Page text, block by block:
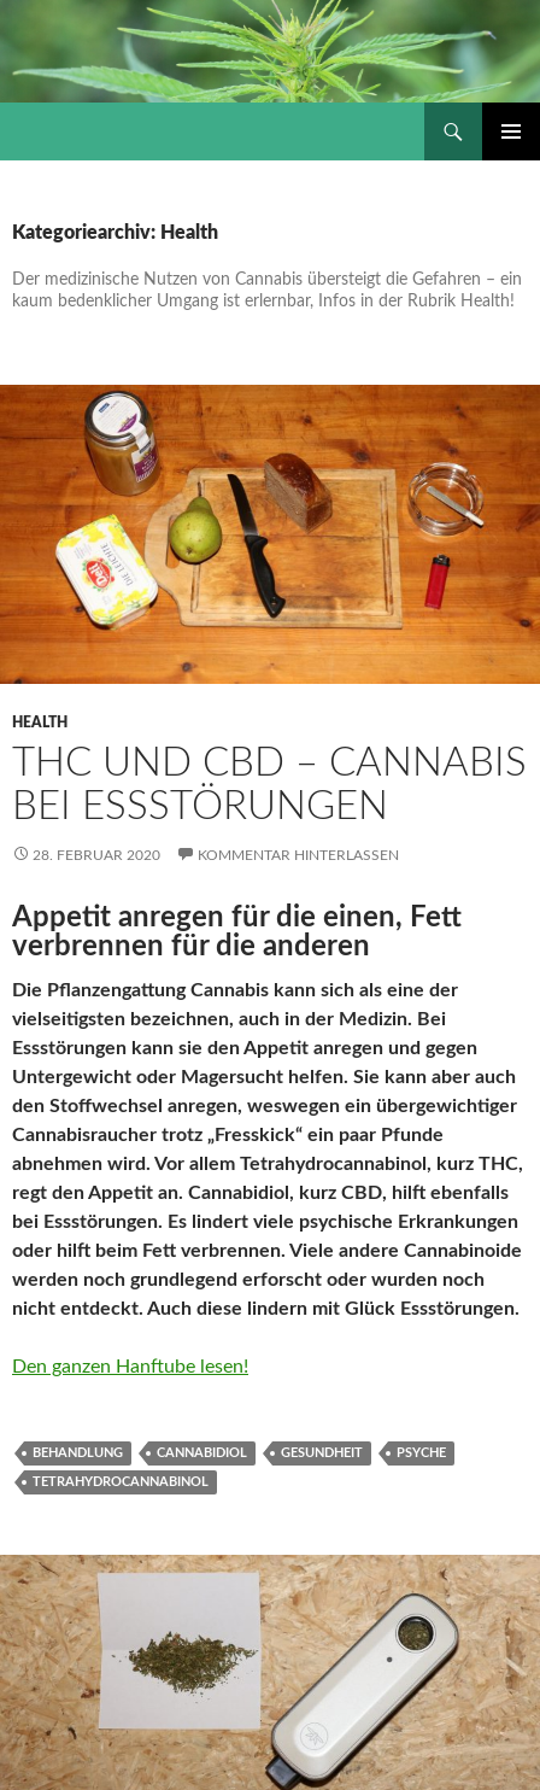
Kategoriearchiv: Health
Der medizinische Nutzen von Cannabis übersteigt die Gefahren – ein
kaum bedenklicher Umgang ist erlernbar, Infos in der Rubrik Health!
HEALTH
THC UND CBD – CANNABIS
BEI ESSSTÖRUNGEN
28. FEBRUAR 2020 KOMMENTAR HINTERLASSEN
Appetit anregen für die einen, Fett
verbrennen für die anderen
Die Pflanzengattung Cannabis kann sich als eine der
vielseitigsten bezeichnen, auch in der Medizin. Bei
Essstörungen kann sie den Appetit anregen und gegen
Untergewicht oder Magersucht helfen. Sie kann aber auch
den Stoffwechsel anregen, weswegen ein übergewichtiger
Cannabisraucher trotz „Fresskick“ ein paar Pfunde
abnehmen wird. Vor allem Tetrahydrocannabinol, kurz THC,
regt den Appetit an. Cannabidiol, kurz CBD, hilft ebenfalls
bei Essstörungen. Es lindert viele psychische Erkrankungen
oder hilft beim Fett verbrennen. Viele andere Cannabinoide
werden noch grundlegend erforscht oder wurden noch
nicht entdeckt. Auch diese lindern mit Glück Essstörungen.
Den ganzen Hanftube lesen!
BEHANDLUNG CANNABIDIOL GESUNDHEIT PSYCHE
TETRAHYDROCANNABINOL